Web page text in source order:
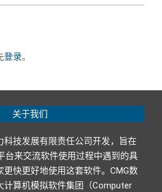
登录。
关于我们
科技发展有限责任公司开发，旨在
台来交流软件使用过程中遇到的具
快更好地使用这套软件。CMG数
计算机模拟软件集团（Computer